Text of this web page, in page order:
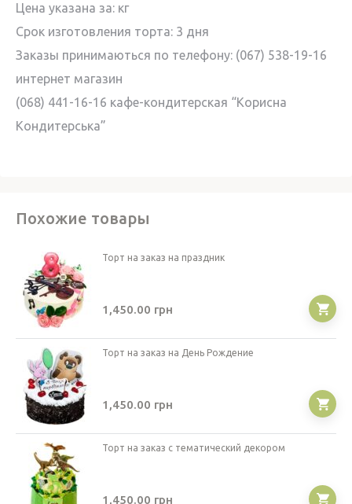
Цена указана за: кг
Cрок изготовления торта: 3 дня
Заказы принимаються по телефону: (067) 538-19-16
интернет магазин
(068) 441-16-16 кафе-кондитерская “Корисна
Кондитерська”
Похожие товары
Торт на заказ на праздник
1,450.00 грн
Торт на заказ на День Рождение
1,450.00 грн
Торт на заказ с тематический декором
1,450.00 грн